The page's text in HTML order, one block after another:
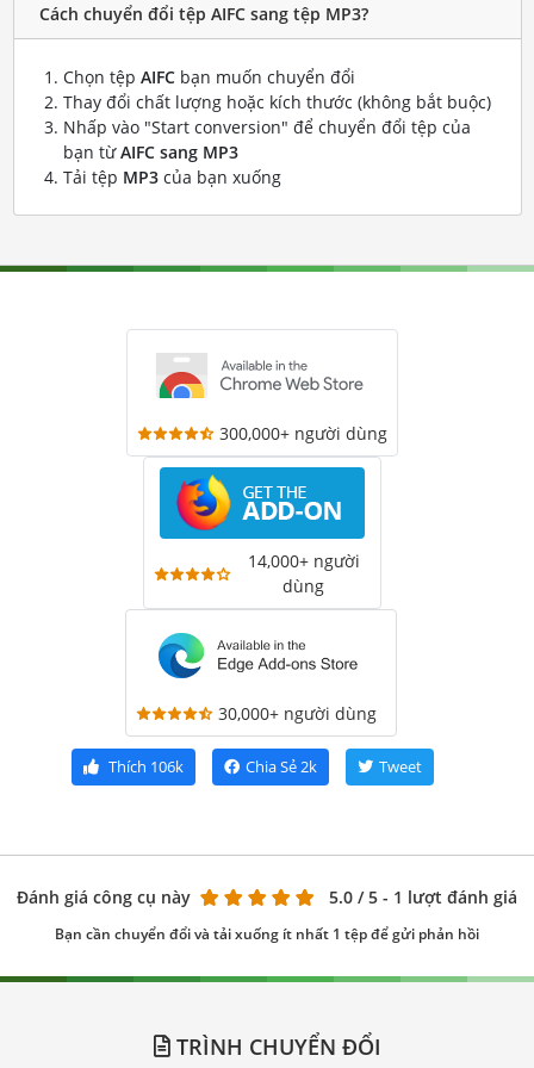
Cách chuyển đổi tệp AIFC sang tệp MP3?
Chọn tệp AIFCbạn muốn chuyển đổi
Thay đổi chất lượng hoặc kích thước (không bắt buộc)
Nhấp vào "Start conversion" để chuyển đổi tệp của
bạn từAIFC sang MP3
Tải tệp MP3của bạn xuống
300,000+ người dùng
14,000+ người
dùng
30,000+ người dùng
Thích 106k Chia Sẻ2k Tweet
Đánh giá công cụ này 5.0 / 5 - 1 lượt đánh giá
Bạn cần chuyển đổi và tải xuống ít nhất 1 tệp để gửi phản hồi
TRÌNH CHUYỂN ĐỔI